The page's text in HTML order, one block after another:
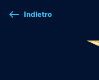
west Indietro